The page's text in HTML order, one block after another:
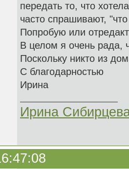
передать то, что
часто спрашивают,
Попробую или
В целом я очень рада,
Поскольку никто из
С благодарностью
Ирина
Ирина